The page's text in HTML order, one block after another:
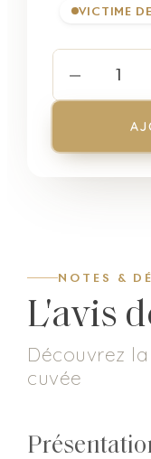
VICTIME
− 1
NOTES &
L'avis
Découvrez
cuvée